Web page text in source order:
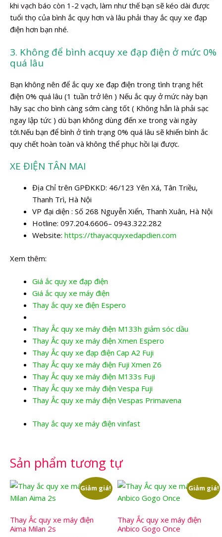
khi vạch báo còn 1-2 vạch, làm như thế bạn sẽ kéo dài được
tuổi thọ của bình ắc quy hơn và lâu phải thay ắc quy xe đạp
điện hơn bạn nhé.
3. Không để bình acquy xe đạp điện ở mức 0%
quá lâu
Bạn không nên để ắc quy xe đạp điện trong tình trạng hết
điện 0% quá lâu (1 tuần trở lên ) Nếu ắc quy ở mức này bạn
hãy sạc cho bình càng sớm càng tốt ( Không hẳn là phải sạc
ngay lập tức ) dù bạn không dùng đến xe trong vài ngày
tới.Nếu bạn để bình ở tình trạng 0% quá lâu sẽ khiến bình ắc
quy chết hoàn toàn và không thể phục hồi lại được.
XE ĐIỆN TÂN MAI
Địa Chỉ trên GPĐKKD: 46/123 Yên Xá, Tân Triều,
Thanh Trì, Hà Nội
VP đại diện : Số 268 Nguyễn Xiển, Thanh Xuân, Hà Nội
Hotline: 097.204.6606– 0943.322.282
Website: https://thayacquyxedapdien.com
Xem thêm:
Giá ắc quy xe đạp điện
Giá ắc quy xe máy điện
Thay ắc quy xe điện Espero
Thay Ắc quy xe máy điện M133h giảm sóc dầu
Thay Ắc quy xe máy điện Xmen Espero
Thay Ắc quy xe đạp điện Cap A2 Fuji
Thay Ắc quy xe máy điện Fuji Xmen Z6
Thay Ắc quy xe máy điện M133s Fuji
Thay Ắc quy xe máy điện Vespa Fuji
Thay Ắc quy xe máy điện Vespas Primavena
Thay ắc quy xe máy điện vinfast
Sản phẩm tương tự
Giảm giá!
Thay Ắc quy xe máy điện
Aima Milan 2s
Giảm giá!
Thay Ắc quy xe máy điện
Anbico Gogo Once